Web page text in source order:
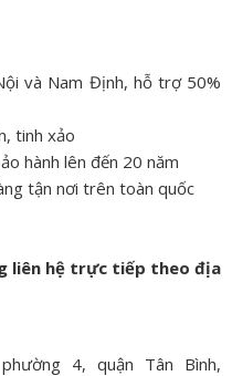
và Nam Định, hỗ trợ 50%
tinh xảo
hành lên đến 20 năm
tận nơi trên toàn quốc
liên hệ trực tiếp theo địa
4, quận Tân Bình,